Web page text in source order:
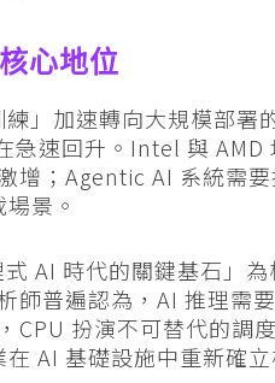
心地位
」加速轉向大規模部署
急速回升。Intel 與 AMD
增；Agentic AI 系統需
景。
AI 時代的關鍵基石」為
師普遍認為，AI 推理需
扮演不可替代的調
AI 基礎設施中重新確